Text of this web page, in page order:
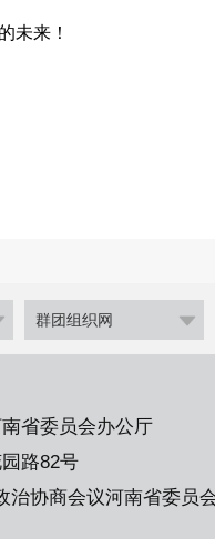
未来！
群团组织网
省委员会办公厅
路82号
治协商会议河南省委员